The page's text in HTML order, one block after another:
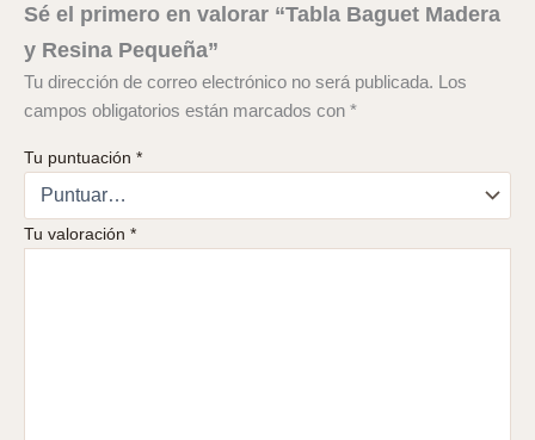
Sé el primero en valorar “Tabla Baguet Madera
y Resina Pequeña”
Tu dirección de correo electrónico no será publicada.
Los
campos obligatorios están marcados con *
Tu puntuación *
Tu valoración *